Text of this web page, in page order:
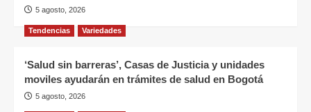
5 agosto, 2026
Tendencias Variedades
‘Salud sin barreras’, Casas de Justicia y unidades
moviles ayudarán en trámites de salud en Bogotá
5 agosto, 2026